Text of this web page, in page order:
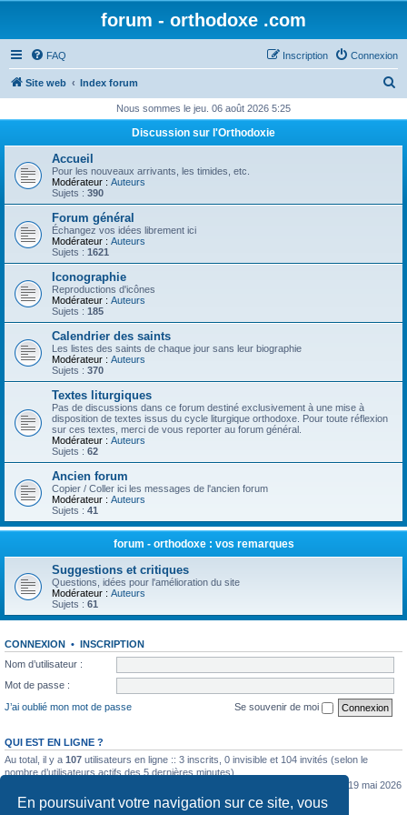
En poursuivant votre navigation sur ce site, vous
forum - orthodoxe .com
FAQ Connexion
Inscription
Site web Index forum
h
Nous sommes le jeu. 06 août 2026 5:25
Discussion sur l'Orthodoxie
Accueil
Pour les nouveaux arrivants, les timides, etc.
Modérateur : Auteurs
Sujets : 390
Forum général
Échangez vos idées librement ici
Modérateur : Auteurs
Sujets : 1621
Iconographie
Reproductions d'icônes
Modérateur : Auteurs
Sujets : 185
Calendrier des saints
Les listes des saints de chaque jour sans leur biographie
Modérateur : Auteurs
Sujets : 370
Textes liturgiques
Pas de discussions dans ce forum destiné exclusivement à une mise à
disposition de textes issus du cycle liturgique orthodoxe. Pour toute réflexion
sur ces textes, merci de vous reporter au forum général.
Modérateur : Auteurs
Sujets : 62
Ancien forum
Copier / Coller ici les messages de l'ancien forum
Modérateur : Auteurs
Sujets : 41
forum - orthodoxe : vos remarques
Suggestions et critiques
Questions, idées pour l'amélioration du site
Modérateur : Auteurs
Sujets : 61
CONNEXION • INSCRIPTION
Nom d’utilisateur :
Mot de passe :
J’ai oublié mon mot de passe
Se souvenir de moi
QUI EST EN LIGNE ?
Au total, il y a 107 utilisateurs en ligne :: 3 inscrits, 0 invisible et 104 invités (selon le
nombre d’utilisateurs actifs des 5 dernières minutes)
le mar. 19 mai 2026
0:07